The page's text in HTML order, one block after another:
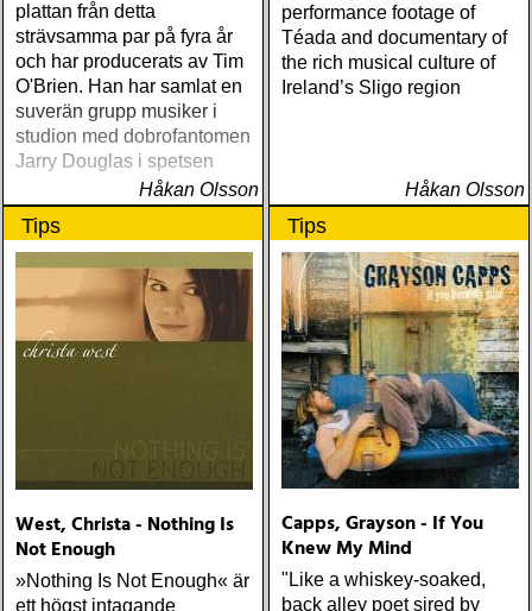
plattan från detta
strävsamma par på fyra år
och har producerats av Tim
O'Brien. Han har samlat en
suverän grupp musiker i
studion med dobrofantomen
Jarry Douglas i spetsen
Håkan Olsson
performance footage of
Téada and documentary of
the rich musical culture of
Ireland’s Sligo region
Håkan Olsson
Tips
West, Christa - Nothing Is
Not Enough
»Nothing Is Not Enough« är
ett högst intagande
Tips
Capps, Grayson - If You
Knew My Mind
"Like a whiskey-soaked,
back alley poet sired by